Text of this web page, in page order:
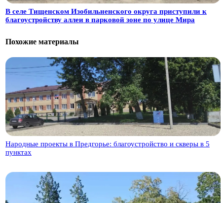
В селе Тищенском Изобильненского округа приступили к
благоустройству аллеи в парковой зоне по улице Мира
Похожие материалы
Народные проекты в Предгорье: благоустройство и скверы в 5
пунктах